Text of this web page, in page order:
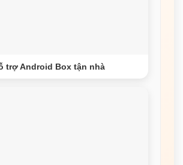
trợ Android Box tận nhà